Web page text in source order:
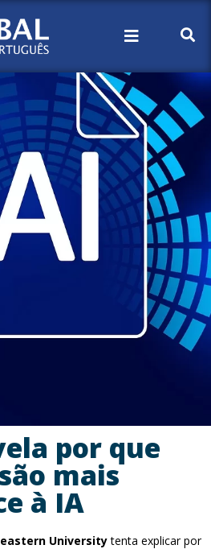
por que
mais
à IA
Universitytenta explicar por